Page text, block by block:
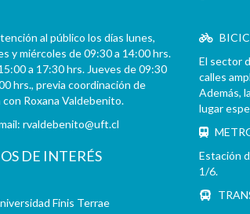
al público los días lunes,
y miércoles de 09:30 a 14:00 hrs.
a 17:30 hrs. Jueves de 09:30
hrs., previa coordinación de
con Roxana Valdebenito.
rvaldebenito@uft.cl
DE INTERÉS
Finis Terrae
El sector
calles
Además,
lugar
Estación
1/6.